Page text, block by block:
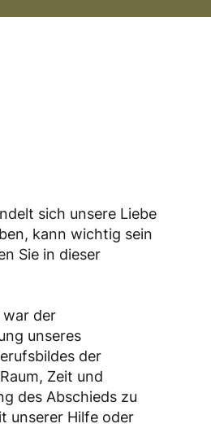
sich unsere Liebe
kann wichtig sein
Sie in dieser
war der
unseres
der
Zeit und
des Abschieds zu
unserer Hilfe oder